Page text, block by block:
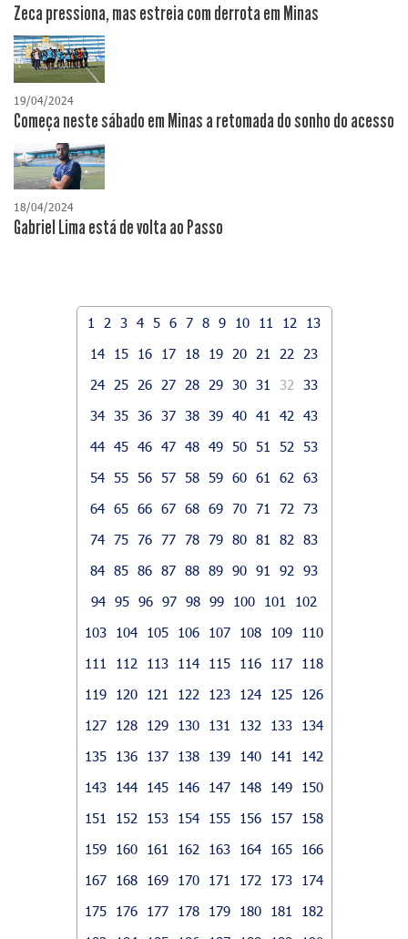
Zeca pressiona, mas estreia com derrota em Minas
19/04/2024
Começa neste sábado em Minas a retomada do sonho do acesso
18/04/2024
Gabriel Lima está de volta ao Passo
1 2 3 4 5 6 7 8 9 10 11 12
13
14
15 16 17 18 19 20 21 22
23
24
25 26 27 28 29 30 31 32
33
34 35 36 37 38 39 40 41 42
43
44 45 46 47 48 49 50 51 52
53
54 55 56 57 58 59 60 61 62
63
64 65 66 67 68 69 70 71 72
73
74 75 76 77 78 79 80 81 82
83
84 85 86 87 88 89 90 91 92
93
94 95 96 97 98 99 100 101
102
103
104 105 106 107 108 109
110
111
112 113 114 115 116 117
118
119
120 121 122 123 124 125
126
127
128 129 130 131 132 133
134
135
136 137 138 139 140 141
142
143
144 145 146 147 148 149
150
151
152 153 154 155 156 157
158
159
160 161 162 163 164 165
166
167
168 169 170 171 172 173
174
175
176 177 178 179 180 181
182